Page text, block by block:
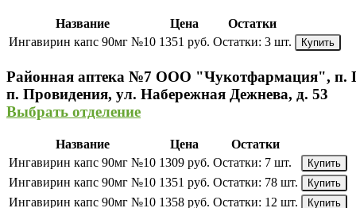
Название Цена
Остатки
Ингавирин капс 90мг №10 1351 руб. Остатки: 3 шт. Купить
Районная аптека №7 ООО "Чукотфармация", п.
п. Провидения, ул. Набережная Дежнева, д. 53
Выбрать отделение
Название Цена
Остатки
Ингавирин капс 90мг №10 1309 руб. Остатки: 7 шт. Купить
Ингавирин капс 90мг №10 1351 руб. Остатки: 78 шт. Купить
Ингавирин капс 90мг №10 1358 руб. Остатки: 12 шт. Купить